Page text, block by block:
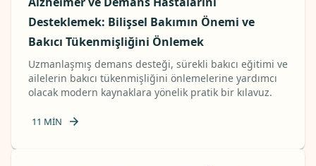
Desteklemek: Bilişsel Bakımın Önemi ve
Bakıcı Tükenmişliğini Önlemek
Uzmanlaşmış demans desteği, sürekli bakıcı eğitimi ve
ailelerin bakıcı tükenmişliğini önlemelerine yardımcı
olacak modern kaynaklara yönelik pratik bir kılavuz.
11 MIN